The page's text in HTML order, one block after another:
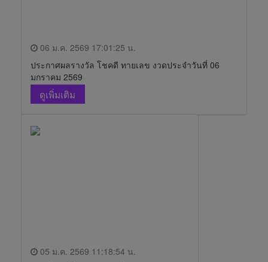
06 ม.ค. 2569 17:01:25 น.
ประกาศผลรางวัล โชคดี ทายเลข งวดประจำวันที่ 06
มกราคม 2569
ดูเพิ่มเติม
05 ม.ค. 2569 11:18:54 น.